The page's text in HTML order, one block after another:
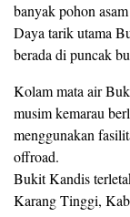
banyak pohon
Daya tarik utama
berada di puncak
Kolam mata air
musim kemarau
menggunakan
offroad.
Bukit Kandis
Karang Tinggi,